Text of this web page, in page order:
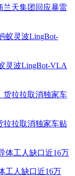
兰天集团回应暴雷
灵波LingBot-VLA
拉拉取消独家车贴
工人缺口近16万